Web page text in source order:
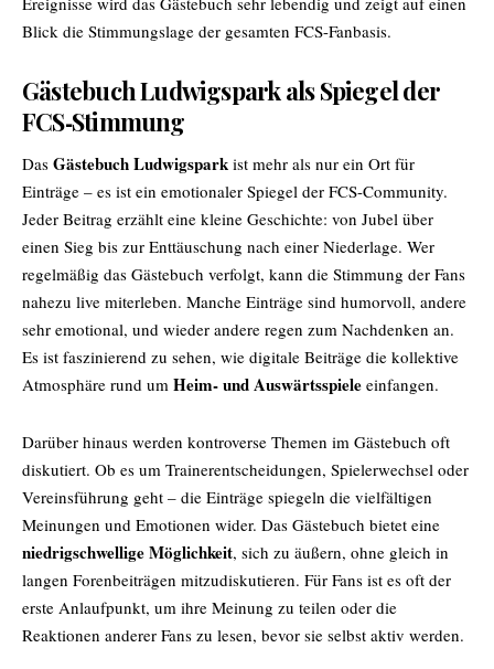
Blick die Stimmungslage der gesamten FCS-Fanbasis.
Gästebuch Ludwigspark als Spiegel der
FCS‑Stimmung
Das Gästebuch Ludwigspark ist mehr als nur ein Ort für
Einträge – es ist ein emotionaler Spiegel der FCS-Community.
Jeder Beitrag erzählt eine kleine Geschichte: von Jubel über
einen Sieg bis zur Enttäuschung nach einer Niederlage. Wer
regelmäßig das Gästebuch verfolgt, kann die Stimmung der Fans
nahezu live miterleben. Manche Einträge sind humorvoll, andere
sehr emotional, und wieder andere regen zum Nachdenken an.
Es ist faszinierend zu sehen, wie digitale Beiträge die kollektive
Atmosphäre rund um Heim- und Auswärtsspiele einfangen.
Darüber hinaus werden kontroverse Themen im Gästebuch oft
diskutiert. Ob es um Trainerentscheidungen, Spielerwechsel oder
Vereinsführung geht – die Einträge spiegeln die vielfältigen
Meinungen und Emotionen wider. Das Gästebuch bietet eine
niedrigschwellige Möglichkeit, sich zu äußern, ohne gleich in
langen Forenbeiträgen mitzudiskutieren. Für Fans ist es oft der
erste Anlaufpunkt, um ihre Meinung zu teilen oder die
Reaktionen anderer Fans zu lesen, bevor sie selbst aktiv werden.